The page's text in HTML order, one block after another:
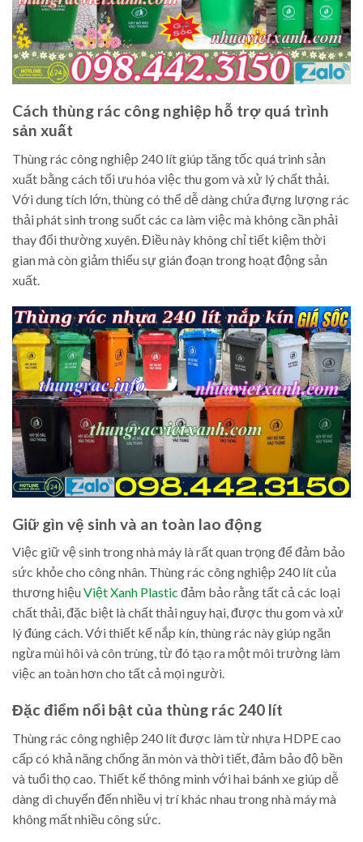
Cách thùng rác công nghiệp hỗ trợ quá trình
sản xuất
Thùng rác công nghiệp 240 lít giúp tăng tốc quá trình sản
xuất bằng cách tối ưu hóa việc thu gom và xử lý chất thải.
Với dung tích lớn, thùng có thể dễ dàng chứa đựng lượng rác
thải phát sinh trong suốt các ca làm việc mà không cần phải
thay đổi thường xuyên. Điều này không chỉ tiết kiệm thời
gian mà còn giảm thiểu sự gián đoạn trong hoạt động sản
xuất.
Giữ gìn vệ sinh và an toàn lao động
Việc giữ vệ sinh trong nhà máy là rất quan trọng để đảm bảo
sức khỏe cho công nhân. Thùng rác công nghiệp 240 lít của
thương hiệuViệt Xanh Plastic đảm bảo rằng tất cả các loại
chất thải, đặc biệt là chất thải nguy hại, được thu gom và xử
lý đúng cách. Với thiết kế nắp kín, thùng rác này giúp ngăn
ngừa mùi hôi và côn trùng, từ đó tạo ra một môi trường làm
việc an toàn hơn cho tất cả mọi người.
Đặc điểm nổi bật của thùng rác 240 lít
Thùng rác công nghiệp 240 lít được làm từ nhựa HDPE cao
cấp có khả năng chống ăn mòn và thời tiết, đảm bảo độ bền
và tuổi thọ cao. Thiết kế thông minh với hai bánh xe giúp dễ
dàng di chuyển đến nhiều vị trí khác nhau trong nhà máy mà
không mất nhiều công sức.